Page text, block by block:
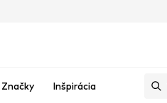
Značky Inšpirácia